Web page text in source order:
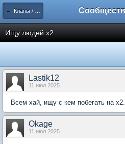
← Кланы / Clans forum
Ищу людей х2
Lastik12
11 июл 2025
Всем хай, ищу с кем побегать на х2.
Okage
11 июл 2025